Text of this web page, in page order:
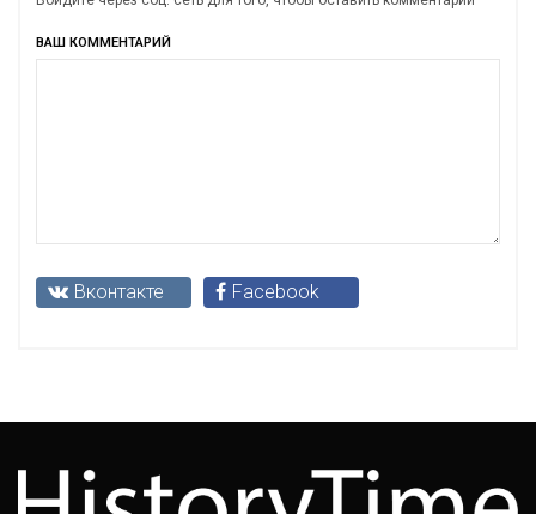
ВАШ КОММЕНТАРИЙ
Вконтакте Facebook